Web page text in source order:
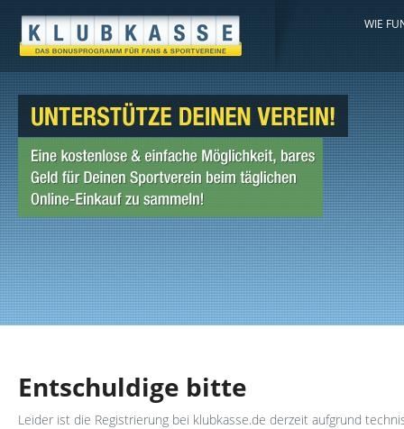
WIE
Entschuldige bitte
Leider ist die Registrierung bei klubkasse.de derzeit aufgrund